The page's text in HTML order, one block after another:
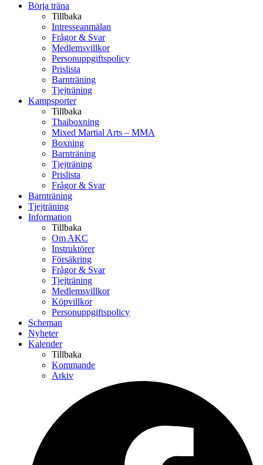
Börja träna
Tillbaka
Intresseanmälan
Frågor & Svar
Medlemsvillkor
Personuppgiftspolicy
Prislista
Barnträning
Tjejträning
Kampsporter
Tillbaka
Thaiboxning
Mixed Martial Arts – MMA
Boxning
Barnträning
Tjejträning
Prislista
Frågor & Svar
Barnträning
Tjejträning
Information
Tillbaka
Om AKC
Instruktörer
Försäkring
Frågor & Svar
Tjejträning
Medlemsvillkor
Köpvillkor
Personuppgiftspolicy
Scheman
Nyheter
Kalender
Tillbaka
Kommande
Arkiv